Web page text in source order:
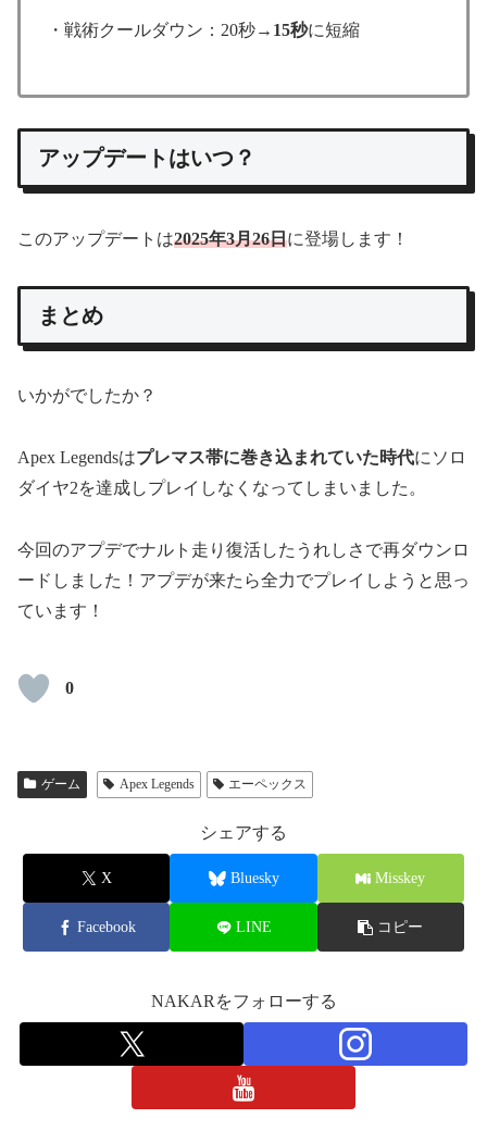
・戦術クールダウン：20秒→ 15秒に短縮
アップデートはいつ？
このアップデートは2025年3月26日に登場します！
まとめ
いかがでしたか？
Apex Legendsはプレマス帯に巻き込まれていた時代にソロ
ダイヤ2を達成しプレイしなくなってしまいました。
今回のアプデでナルト走り復活したうれしさで再ダウンロ
ードしました！アプデが来たら全力でプレイしようと思っ
ています！
0
ゲーム Apex Legends エーペックス
シェアする
X Bluesky Misskey
Facebook LINE コピー
NAKARをフォローする